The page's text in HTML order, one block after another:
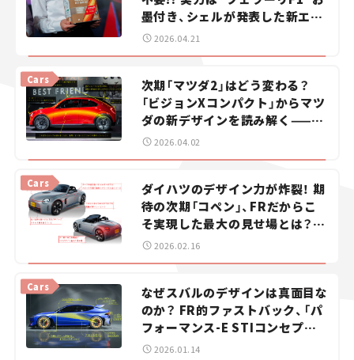
墨付き、シェルが発表した新エン
ジンオイルが、僕らのカーライフ
2026.04.21
Cars
次期「マツダ2」はどう変わる？
「ビジョンXコンパクト」からマツ
ダの新デザインを読み解く——渕
野健太郎の「カーデザイン解説ラ
2026.04.02
Cars
ダイハツのデザイン力が炸裂！ 期
待の次期「コペン」、FRだからこ
そ実現した最大の見せ場とは？
——渕野健太郎の「カーデザイン
2026.02.16
Cars
なぜスバルのデザインは真面目な
のか？ FR的ファストバック、「パ
フォーマンス-E STIコンセプト」
に採用された異例づくしのデザイ
2026.01.14
マツダ｜Mazda
マツダ ロードスター｜Mazda Roadster